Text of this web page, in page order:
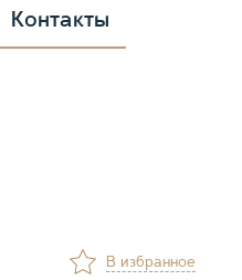
Контакты
В избранное